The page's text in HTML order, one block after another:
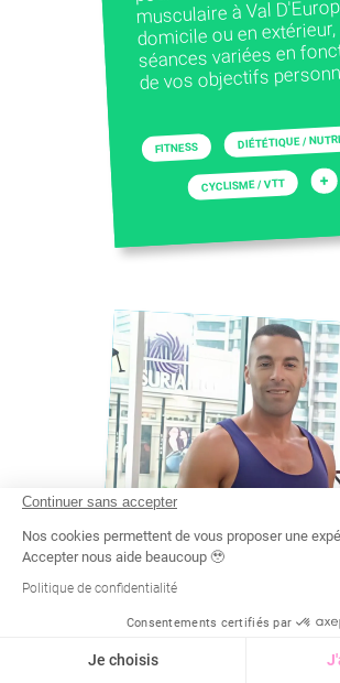
musculaire à Val
domicile ou en extérieur,
séances variées en
de vos objectifs
FITNESS DIÉTÉTIQUE /
CYCLISME / VTT +
SOUFYANE
BPJEPS - ACTIVITÉ GYMNIQUE
Continuer sans accepter
Nos cookies permettent de vous proposer une
Accepter nous aide beaucoup 🥹
Politique de confidentialité
Consentements certifiés par
Je choisis